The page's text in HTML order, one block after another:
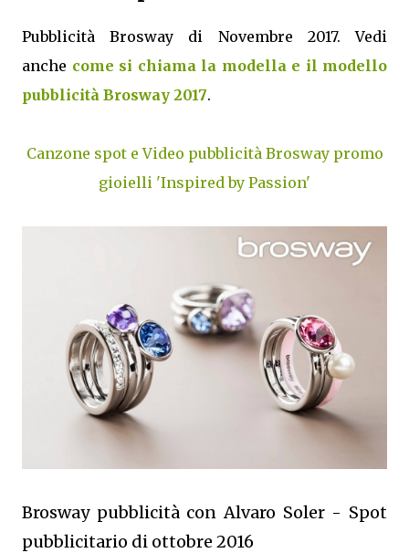
Pubblicità Brosway di Novembre 2017. Vedi
anche come si chiama la modella e il modello
pubblicità Brosway 2017.
Canzone spot e Video pubblicità Brosway promo
gioielli 'Inspired by Passion'
Brosway pubblicità con Alvaro Soler - Spot
pubblicitario di ottobre 2016